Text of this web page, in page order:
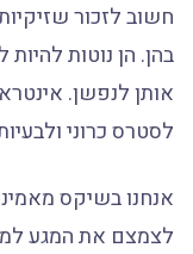
חשוב לזכור
בהן. הן נוטות
אותן לנפשן.
לסטרס כרוני
אנחנו בשיקס
לצמצם את המגע